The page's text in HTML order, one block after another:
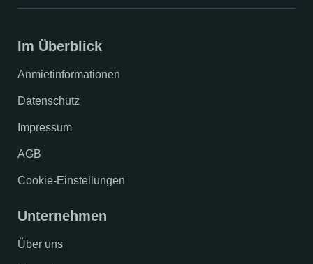
Im Überblick
Anmietinformationen
Datenschutz
Impressum
AGB
Cookie-Einstellungen
Unternehmen
Über uns